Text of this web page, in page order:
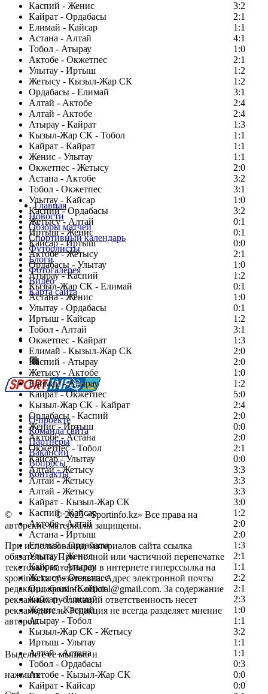
Каспий - Женис
3:2
Кайрат - Ордабасы
2:1
Елимай - Кайсар
1:1
Астана - Алтай
4:1
Тобол - Атырау
1:0
Актобе - Окжетпес
2:1
Улытау - Иртыш
1:2
Жетысу - Кызыл-Жар СК
1:2
Ордабасы - Елимай
3:1
Алтай - Актобе
2:4
Алтай - Актобе
2:4
Атырау - Кайрат
1:3
Кызыл-Жар СК - Тобол
1:1
Кайрат - Кайрат
1:1
Женис - Улытау
1:1
Окжетпес - Жетысу
2:0
Астана - Актобе
3:2
Тобол - Окжетпес
3:1
Улытау - Кайсар
1:0
Каспий - Ордабасы
3:2
Жетысу - Алтай
0:1
Иртыш - Женис
0:1
Кайсар - Иртыш
0:0
Актобе - Жетысу
2:1
Ордабасы - Улытау
1:0
Атырау - Каспий
1:2
Кызыл-Жар СК - Елимай
0:1
Астана - Женис
1:0
Улытау - Ордабасы
0:1
Иртыш - Кайсар
1:2
Тобол - Алтай
3:1
Окжетпес - Кайрат
1:3
Елимай - Кызыл-Жар СК
2:0
Каспий - Атырау
2:0
Жетысу - Актобе
1:0
Елимай - Атырау
1:2
Кайрат - Окжетпес
5:0
Кызыл-Жар СК - Кайрат
2:4
Ордабасы - Каспий
2:0
Женис - Иртыш
0:0
Актобе - Астана
2:0
Окжетпес - Тобол
2:1
Кайсар - Улытау
0:0
Алтай - Жетысу
3:3
Алтай - Жетысу
3:3
Алтай - Жетысу
3:3
Кайрат - Кызыл-Жар СК
3:0
Каспий - Кайсар
1:2
Актобе - Алтай
2:0
Астана - Иртыш
2:0
Елимай - Ордабасы
1:3
Улытау - Женис
2:1
Кайрат - Атырау
1:1
Жетысу - Окжетпес
2:2
Ордабасы - Кайрат
2:1
Кайсар - Елимай
2:3
Женис - Каспий
1:0
Атырау - Тобол
1:1
Кызыл-Жар СК - Жетысу
3:2
Иртыш - Улытау
1:1
Алтай - Астана
1:1
Тобол - Ордабасы
0:3
Актобе - Кызыл-Жар СК
0:0
Кайрат - Кайсар
0:0
Главная
Новости
Обзоры матчей
Спортивный календарь
Футболисты
Блоги
Фотогалерея
Видео
Карта сайта
Есть идея?
Сообщить о мероприятии
Перейти на старый сайт
О проекте
Команда сайта
Партнеры
Вакансии
Вопросы
Контакты
© Copyright© 2025 «Sportinfo.kz» Все права на
авторские материалы защищены.
При использовании материалов сайта ссылка
обязательна. При полной или частичной перепечатке
текстовых материалов в интернете гиперссылка на
sportinfo.kz обязательна. Адрес электронной почты
редакции: sportinfo.official@gmail.com. За содержание
рекламных публикаций ответственность несет
рекламодатель. Редакция не всегда разделяет мнение
авторов.
Заметили ошибку в тексте?
Выделите ее мышью и
нажмите